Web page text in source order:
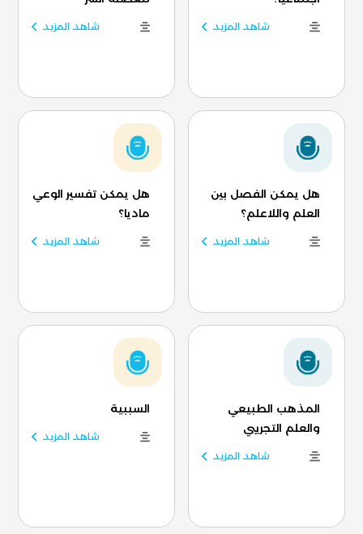
شاهد المزيد شاهد المزيد
هل يمكن الفصل بين
العلم واللاعلم؟
شاهد المزيد
هل يمكن تفسير الوعي
ماديا؟
شاهد المزيد
المذهب الطبيعي
والعلم التجريبي
شاهد المزيد
السببية
شاهد المزيد